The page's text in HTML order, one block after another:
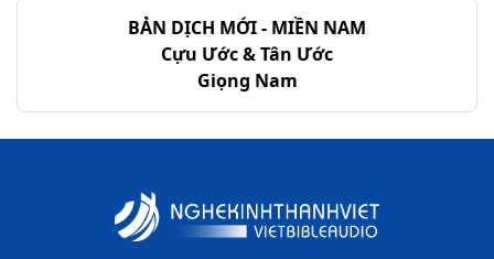
BẢN DỊCH MỚI - MIỀN NAM
Cựu Ước & Tân Ước
Giọng Nam